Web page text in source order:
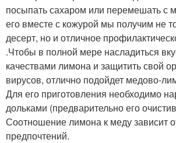
посыпать сахаром или перемешать с
его вместе с кожурой мы получим не
десерт, но и отличное
.Чтобы в полной мере насладиться
качествами лимона и защитить свой
вирусов, отлично подойдет медово-
Для его приготовления необходимо
дольками (предварительно его
Соотношение лимона к меду зависит
предпочтений.